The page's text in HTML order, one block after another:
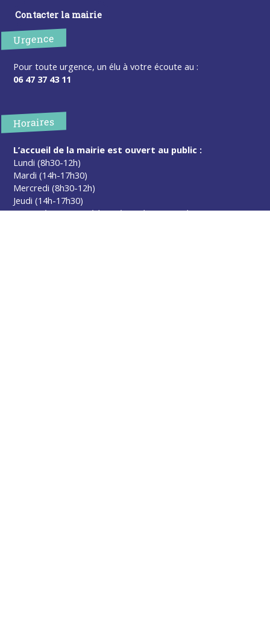
Contacter la mairie
Urgence
Pour toute urgence, un élu à votre écoute au :
06 47 37 43 11
Horaires
L’accueil de la mairie est ouvert au public :
Lundi (8h30-12h)
Mardi (14h-17h30)
Mercredi (8h30-12h)
Jeudi (14h-17h30)
Sur rendez-vous en dehors de ces horaires :cliquez ici